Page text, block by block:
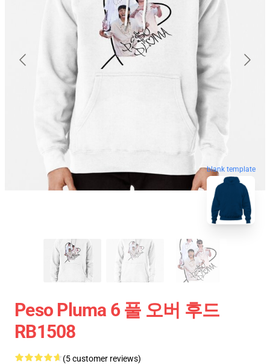
blank template
Peso Pluma 6 풀 오버 후드
RB1508
(5 customer reviews)